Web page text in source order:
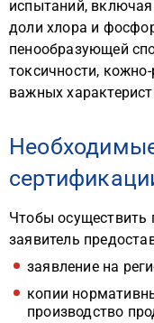
испытаний,
доли хлора и
пенообразующей
токсичности,
важных
Чтобы осуществить
заявитель
заявление на
копии
производство